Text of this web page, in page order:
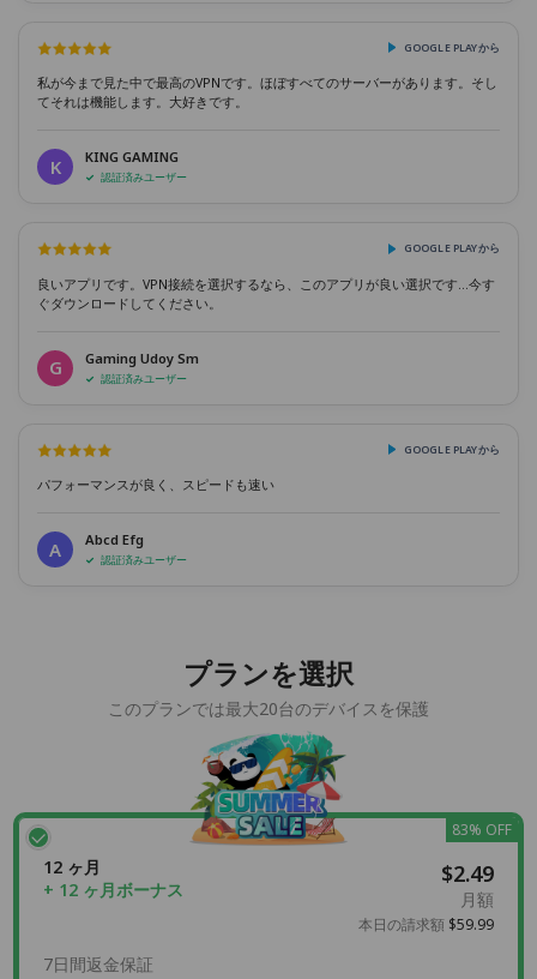
GOOGLE PLAYから
私が今まで見た中で最高のVPNです。ほぼすべてのサーバーがあります。そし
てそれは機能します。大好きです。
K KING GAMING
認証済みユーザー
GOOGLE PLAYから
良いアプリです。VPN接続を選択するなら、このアプリが良い選択です...今す
ぐダウンロードしてください。
G Gaming Udoy Sm
認証済みユーザー
GOOGLE PLAYから
パフォーマンスが良く、スピードも速い
A Abcd Efg
認証済みユーザー
プランを選択
このプランでは最大20台のデバイスを保護
12 ヶ月
+ 12 ヶ月ボーナス
$2.49
月額
本日の請求額 $59.99
83% OFF
7日間返金保証